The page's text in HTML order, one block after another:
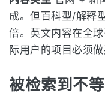
成。但百科型/解释
倍。英文内容在全
际用户的项目必须做
被检索到不